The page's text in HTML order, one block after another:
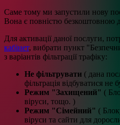
Саме тому ми запустили нову
Вона є повністю безкоштовною
Для активації даної послуги,
кабінет, вибрати пункт
з варіантів фільтрації трафіку:
Не фільтрувати ( дана
фільтрація відбуватися не
Режим "Захищений" (
віруси, тощо. )
Режим "Сімейний" (
віруси та сайти для